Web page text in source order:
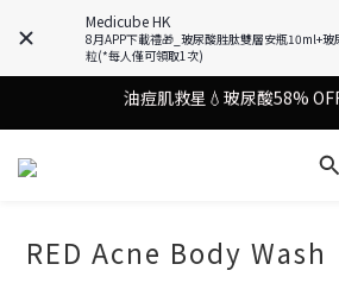
Medicube HK
8月APP下載禮🎁_玻尿酸胜肽雙層安瓶10ml+玻
粒(*每人僅可領取1次)
謝安琪愛用美容儀🌸護膚
謝安琪愛用美容儀🌸護膚效
油痘肌救星💧玻尿酸58%
果凍噴霧！一噴即現美白
謝安琪愛用美容儀🌸護膚
RED Acne Body Wash